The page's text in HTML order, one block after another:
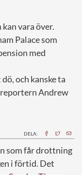
vara över.
Palace som
med
och kanske ta
Andrew
DELA:
som får drottning
i förtid. Det